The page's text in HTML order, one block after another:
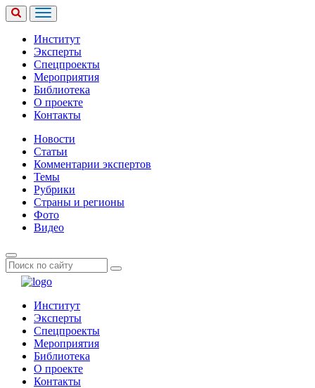
Институт
Эксперты
Спецпроекты
Мероприятия
Библиотека
О проекте
Контакты
Новости
Статьи
Комментарии экспертов
Темы
Рубрики
Страны и регионы
Фото
Видео
Институт
Эксперты
Спецпроекты
Мероприятия
Библиотека
О проекте
Контакты